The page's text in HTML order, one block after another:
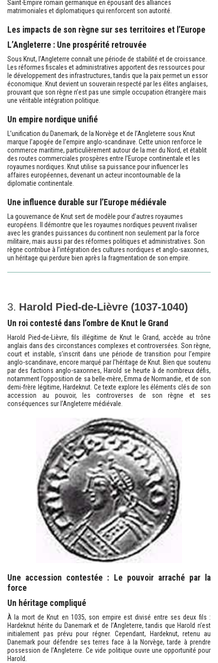
Saint-Empire romain germanique en épousant des alliances
matrimoniales et diplomatiques qui renforcent son autorité.
Les impacts de son règne sur ses territoires et l’Europe
L’Angleterre : Une prospérité retrouvée
Sous Knut, l’Angleterre connaît une période de stabilité et de croissance.
Les réformes fiscales et administratives apportent des ressources pour
le développement des infrastructures, tandis que la paix permet un essor
économique. Knut devient un souverain respecté par les élites anglaises,
prouvant que son règne n’est pas une simple occupation étrangère mais
une véritable intégration politique.
Un empire nordique unifié
L’unification du Danemark, de la Norvège et de l’Angleterre sous Knut
marque l’apogée de l’empire anglo-scandinave. Cette union renforce le
commerce maritime, particulièrement autour de la mer du Nord, et établit
des routes commerciales prospères entre l’Europe continentale et les
royaumes nordiques. Knut utilise sa puissance pour influencer les
affaires européennes, devenant un acteur incontournable de la
diplomatie continentale.
Une influence durable sur l’Europe médiévale
La gouvernance de Knut sert de modèle pour d’autres royaumes
européens. Il démontre que les royaumes nordiques peuvent rivaliser
avec les grandes puissances du continent non seulement par la force
militaire, mais aussi par des réformes politiques et administratives. Son
règne contribue à l’intégration des cultures nordiques et anglo-saxonnes,
un héritage qui perdure bien après la fragmentation de son empire.
3. Harold Pied-de-Lièvre (1037-1040)
Un roi contesté dans l’ombre de Knut le Grand
Harold Pied-de-Lièvre, fils illégitime de Knut le Grand, accède au trône
anglais dans des circonstances complexes et controversées. Son règne,
court et instable, s’inscrit dans une période de transition pour l’empire
anglo-scandinave, encore marqué par l’héritage de Knut. Bien que soutenu
par des factions anglo-saxonnes, Harold se heurte à de nombreux défis,
notamment l’opposition de sa belle-mère, Emma de Normandie, et de son
demi-frère légitime, Hardeknut. Ce texte explore les éléments clés de son
accession au pouvoir, les controverses de son règne et ses
conséquences sur l’Angleterre médiévale.
Une accession contestée : Le pouvoir arraché par la
force
Un héritage compliqué
À la mort de Knut en 1035, son empire est divisé entre ses deux fils :
Hardeknut hérite du Danemark et de l’Angleterre, tandis que Harold n’est
initialement pas prévu pour régner. Cependant, Hardeknut, retenu au
Danemark pour défendre ses terres face à la Norvège, tarde à prendre
possession de l’Angleterre. Ce vide politique ouvre une opportunité pour
Harold.